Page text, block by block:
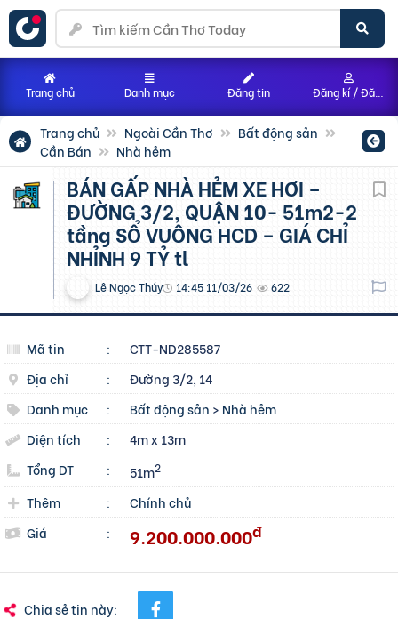
Trang chủ Ngoài Cần Thơ
Bất động sản
Cần Bán
Nhà hẻm
BÁN GẤP NHÀ HẺM XE HƠI –
ĐƯỜNG 3/2, QUẬN 10- 51m2-2
tầng SỔ VUÔNG HCD – GIÁ CHỈ
NHỈNH 9 TỶ tl
Lê Ngọc Thúy 14:45 11/03/26 622
Mã tin :
CTT-ND285587
Địa chỉ
:
Đường 3/2, 14
Danh mục
: Bất động sản > Nhà hẻm
Diện tích
:
4m x 13m
Tổng DT
: 51m2
Thêm :
Chính chủ
Giá
: 9.200.000.000đ
Chia sẻ tin này:
Trang chủ Danh mục Đăng tin